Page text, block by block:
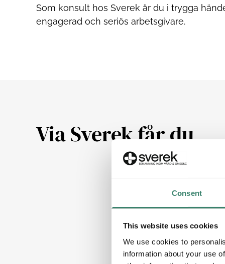
Consent
This website uses cookies
We use cookies to
information about your use
Som konsult hos Sverek är du i trygga
engagerad och seriös arbetsgivare.
Via Sverek får du